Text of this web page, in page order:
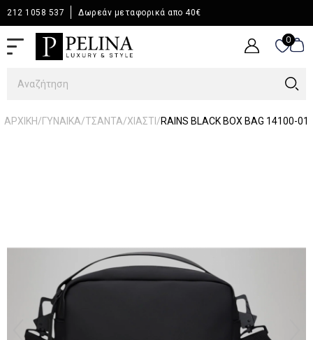
212 1058 537 Δωρεάν μεταφορικά απο 40€
0
0
ΑΡΧΙΚΉ/ΓΥΝΑΙΚΑ/ΤΣΑΝΤΑ/ΧΙΑΣΤΙ /RAINS BLACK BOX BAG 14100-01